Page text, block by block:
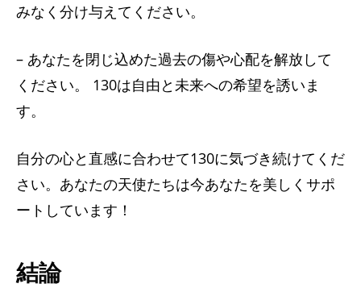
みなく分け与えてください。
– あなたを閉じ込めた過去の傷や心配を解放して
ください。 130は自由と未来への希望を誘いま
す。
自分の心と直感に合わせて130に気づき続けてくだ
さい。あなたの天使たちは今あなたを美しくサポ
ートしています！
結論